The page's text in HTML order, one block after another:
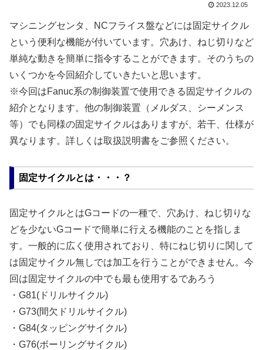
2023.12.05
マシニングセンタ、NCフライス盤などには固定サイクル
という便利な機能が付いています。穴あけ、ねじ切りなど
単純な動きを簡単に指令することができます。そのうちの
いくつかを今回紹介していきたいと思います。
※今回はFanuc系の制御装置で使用できる固定サイクルの
紹介となります。他の制御装置（メルダス、シーメンス
等）でも同様の固定サイクルはありますが、若干、仕様が
異なります。詳しくは取扱説明書をご参照ください。
固定サイクルとは・・・？
固定サイクルとはGコードの一種で、穴あけ、ねじ切りな
どを少ないGコードで簡単に行える機能のことを指しま
す。一般的に広く使用されており、特にねじ切りに関して
は固定サイクル無しでは加工を行うことができません。今
回は固定サイクルの中でも最も使用するであろう
・G81(ドリルサイクル)
・G73(間欠ドリルサイクル)
・G84(タッピングサイクル)
・G76(ボーリングサイクル)